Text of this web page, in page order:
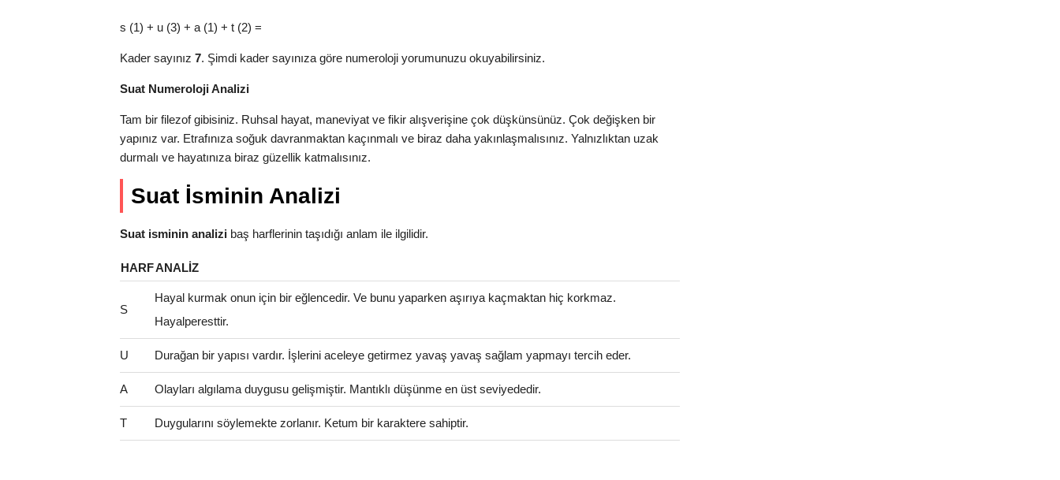
s (1) + u (3) + a (1) + t (2) =
Kader sayınız 7. Şimdi kader sayınıza göre numeroloji yorumunuzu okuyabilirsiniz.
Suat Numeroloji Analizi
Tam bir filezof gibisiniz. Ruhsal hayat, maneviyat ve fikir alışverişine çok düşkünsünüz. Çok değişken bir
yapınız var. Etrafınıza soğuk davranmaktan kaçınmalı ve biraz daha yakınlaşmalısınız. Yalnızlıktan uzak
durmalı ve hayatınıza biraz güzellik katmalısınız.
Suat İsminin Analizi
Suat isminin analizi baş harflerinin taşıdığı anlam ile ilgilidir.
HARFANALIZ
S
Hayal kurmak onun için bir eğlencedir. Ve bunu yaparken aşırıya kaçmaktan hiç korkmaz.
Hayalperesttir.
U Durağan bir yapısı vardır. İşlerini aceleye getirmez yavaş yavaş sağlam yapmayı tercih eder.
A Olayları algılama duygusu gelişmiştir. Mantıklı düşünme en üst seviyededir.
T Duygularını söylemekte zorlanır. Ketum bir karaktere sahiptir.